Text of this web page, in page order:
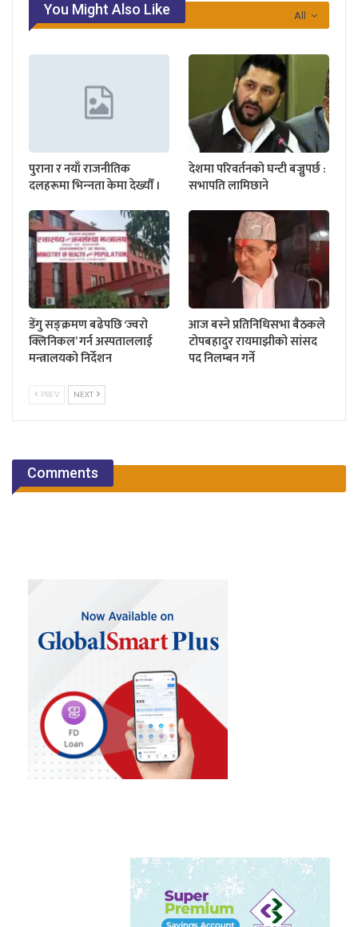
All
You Might Also Like
पुराना र नयाँ राजनीतिक
दलहरूमा भिन्‍नता केमा देख्यौँ ।
देशमा परिवर्तनको घन्टी बज्नुपर्छ :
सभापति लामिछाने
डेंगु सङ्क्रमण बढेपछि ‘ज्वरो
क्लिनिकल’ गर्न अस्पताललाई
मन्त्रालयको निर्देशन
आज बस्ने प्रतिनिधिसभा बैठकले
टोपबहादुर रायमाझीको सांसद
पद निलम्बन गर्ने
PREV NEXT
Comments